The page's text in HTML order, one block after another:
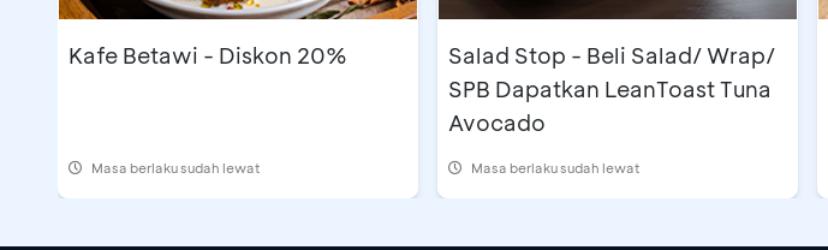
Kafe Betawi - Diskon 20%
Masa berlaku sudah lewat
Salad Stop - Beli Salad/ Wrap/
SPB Dapatkan LeanToast Tuna
Avocado
Masa berlaku sudah lewat